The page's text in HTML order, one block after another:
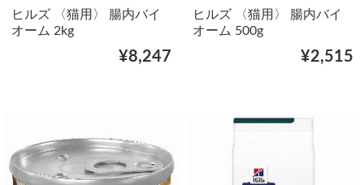
ヒルズ 〈猫用〉 腸内バイ
オーム 2kg
¥8,247
ヒルズ 〈猫用〉 腸内バイ
オーム 500g
¥2,515